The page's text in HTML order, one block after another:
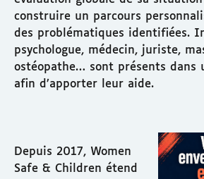
construire un parcours
des problématiques identifiées.
psychologue, médecin, juriste,
ostéopathe… sont présents dans
afin d’apporter leur aide.
Depuis 2017, Women
Safe & Children étend